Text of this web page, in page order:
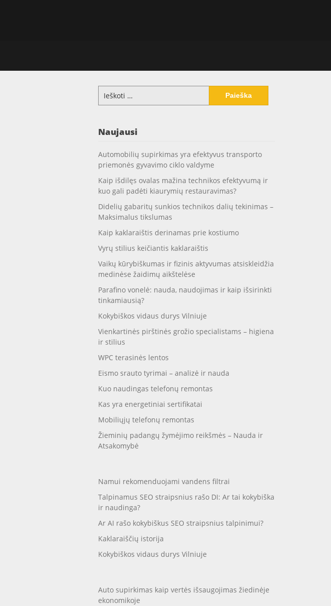
Ieškoti:
Naujausi
Automobilių supirkimas yra efektyvus transporto
priemonės gyvavimo ciklo valdyme
Kaip išdilęs ovalas mažina technikos efektyvumą ir
kuo gali padėti kiaurymių restauravimas?
Didelių gabaritų sunkios technikos dalių tekinimas –
Maksimalus tikslumas
Kaip kaklaraištis derinamas prie kostiumo
Vyrų stilius keičiantis kaklaraištis
Vaikų kūrybiškumas ir fizinis aktyvumas atsiskleidžia
medinėse žaidimų aikštelėse
Parafino vonelė: nauda, naudojimas ir kaip išsirinkti
tinkamiausią?
Kokybiškos vidaus durys Vilniuje
Vienkartinės pirštinės grožio specialistams – higiena
ir stilius
WPC terasinės lentos
Eismo srauto tyrimai – analizė ir nauda
Kuo naudingas telefonų remontas
Kas yra energetiniai sertifikatai
Mobiliųjų telefonų remontas
Žieminių padangų žymėjimo reikšmės – Nauda ir
Atsakomybė
Namui rekomenduojami vandens filtrai
Talpinamus SEO straipsnius rašo DI: Ar tai kokybiška
ir naudinga?
Ar AI rašo kokybiškus SEO straipsnius talpinimui?
Kaklaraiščių istorija
Kokybiškos vidaus durys Vilniuje
Auto supirkimas kaip vertės išsaugojimas žiedinėje
ekonomikoje